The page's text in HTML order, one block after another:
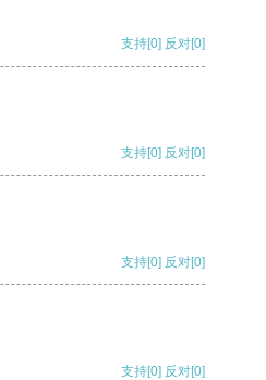
支持[0] 反对[0]
支持[0] 反对[0]
支持[0] 反对[0]
支持[0] 反对[0]